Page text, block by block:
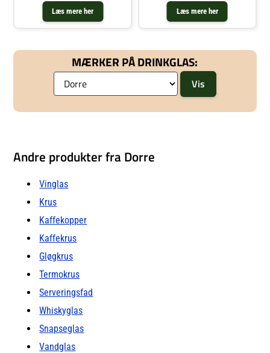
Læs mere her
drinks. Glasset har en hank, hvilket
gør det ideel til varme drikke, så
du undgår at
Læs mere her
MÆRKER PÅ DRINKGLAS:
Andre produkter fra Dorre
Vinglas
Krus
Kaffekopper
Kaffekrus
Gløgkrus
Termokrus
Serveringsfad
Whiskyglas
Snapseglas
Vandglas